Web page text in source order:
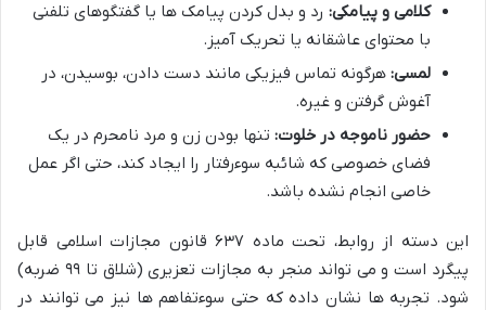
کلامی و پیامکی: رد و بدل کردن پیامک ها یا گفتگوهای تلفنی
با محتوای عاشقانه یا تحریک آمیز.
لمسی: هرگونه تماس فیزیکی مانند دست دادن، بوسیدن، در
آغوش گرفتن و غیره.
حضور ناموجه در خلوت: تنها بودن زن و مرد نامحرم در یک
فضای خصوصی که شائبه سوءرفتار را ایجاد کند، حتی اگر عمل
خاصی انجام نشده باشد.
این دسته از روابط، تحت ماده ۶۳۷ قانون مجازات اسلامی قابل
پیگرد است و می تواند منجر به مجازات تعزیری (شلاق تا ۹۹ ضربه)
شود. تجربه ها نشان داده که حتی سوءتفاهم ها نیز می توانند در